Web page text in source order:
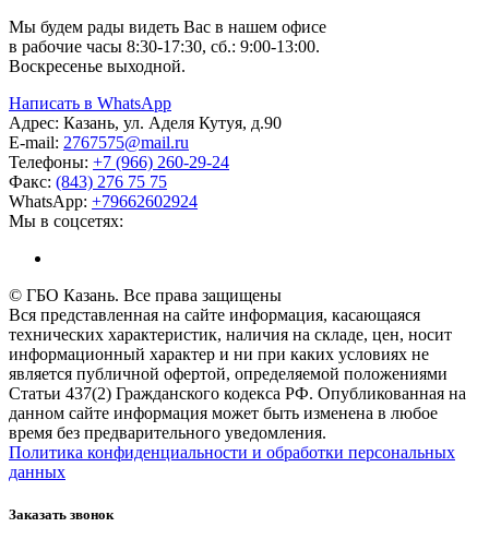
Мы будем рады видеть Вас в нашем офисе
в рабочие часы 8:30-17:30, сб.: 9:00-13:00.
Воскресенье выходной.
Написать в WhatsApp
Адрес: Казань, ул. Аделя Кутуя, д.90
E-mail: 2767575@mail.ru
Телефоны: +7 (966) 260-29-24
Факс: (843) 276 75 75
WhatsApp: +79662602924
Мы в соцсетях:
© ГБО Казань. Все права защищены
Вся представленная на сайте информация, касающаяся
технических характеристик, наличия на складе, цен, носит
информационный характер и ни при каких условиях не
является публичной офертой, определяемой положениями
Статьи 437(2) Гражданского кодекса РФ. Опубликованная на
данном сайте информация может быть изменена в любое
время без предварительного уведомления.
Политика конфиденциальности и обработки персональных
данных
Заказать звонок